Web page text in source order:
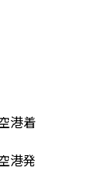
港着
港発